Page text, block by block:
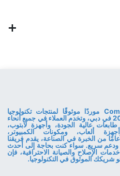
تُعَدّ 01 Computer Trading LLC موردًا موثوقًا لمنتجات تكنولوجيا
المعلومات، تأسست في عام 2001 في دبي، وتخدم العملاء في جميع أنحاء
عالية الجودة، وأجهزة لابتوب،
ألعاب، ومكونات الكمبيوتر،
مع أكثر من 25 عامًا من الخبرة في الصناعة، يقدم فريقنا
ودعم سريع. سواء كنت بحاجة إلى أحدث
الإصلاح والصيانة الاحترافية، فإن